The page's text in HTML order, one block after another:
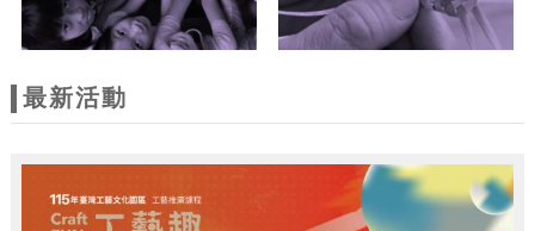
最新活動